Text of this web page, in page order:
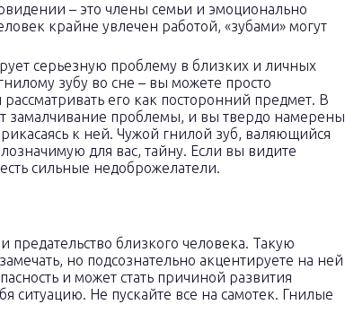
– это члены семьи и эмоционально
крайне увлечен работой, «зубами» могут
серьезную проблему в близких и личных
зубу во сне – вы можете просто
рассматривать его как посторонний предмет. В
замалчивание проблемы, и вы твердо намерены
к ней. Чужой гнилой зуб, валяющийся
для вас, тайну. Если вы видите
сильные недоброжелатели.
предательство близкого человека. Такую
но подсознательно акцентируете на ней
и может стать причиной развития
ситуацию. Не пускайте все на самотек. Гнилые